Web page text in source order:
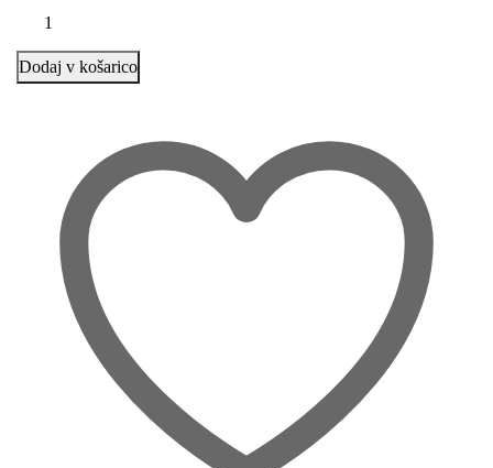
Dodaj v košarico